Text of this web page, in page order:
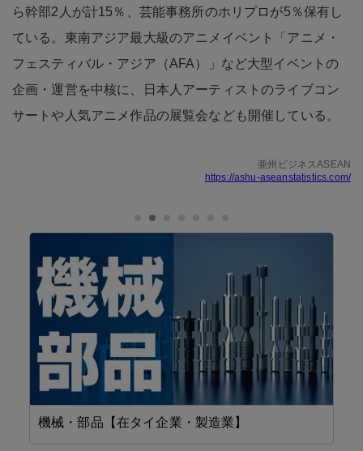
ら幹部2人が計15％、芸能事務所のホリプロが5％保有し
ている。東南アジア最大級のアニメイベント「アニメ・
フェスティバル・アジア（AFA）」など大型イベントの
企画・運営を中核に、日本人アーティストのライブコン
サートや人気アニメ作品の展覧会なども開催している。
亜州ビジネスASEAN
https://ashu-aseanstatistics.com/
機械・部品【在タイ企業・製造業】